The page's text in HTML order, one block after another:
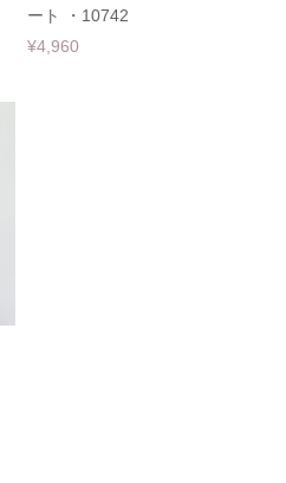
ート ・10742
¥4,960